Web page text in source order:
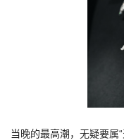
当晚的最高潮，无疑要属